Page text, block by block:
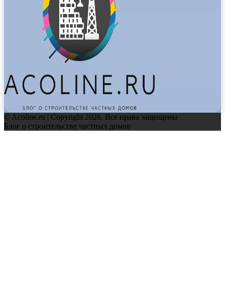
© Acoline.ru | Copyright 2026, Все права защищены
Блог о строительстве частных домов